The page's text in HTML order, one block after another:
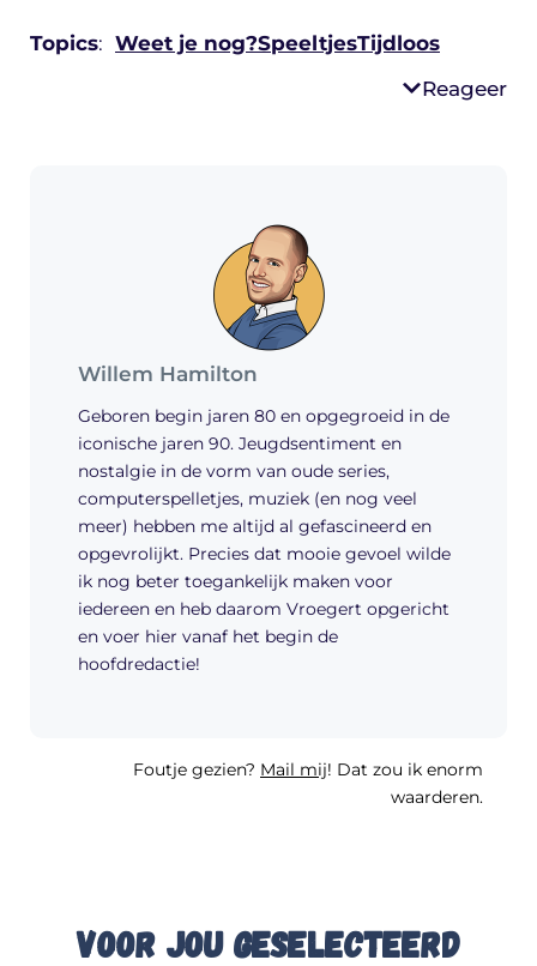
Topics: Weet je nog?SpeeltjesTijdloos
Reageer
Willem Hamilton
Geboren begin jaren 80 en opgegroeid in de
iconische jaren 90. Jeugdsentiment en
nostalgie in de vorm van oude series,
computerspelletjes, muziek (en nog veel
meer) hebben me altijd al gefascineerd en
opgevrolijkt. Precies dat mooie gevoel wilde
ik nog beter toegankelijk maken voor
iedereen en heb daarom Vroegert opgericht
en voer hier vanaf het begin de
hoofdredactie!
Foutje gezien? Mail mij! Dat zou ik enorm
waarderen.
Voor jou geselecteerd